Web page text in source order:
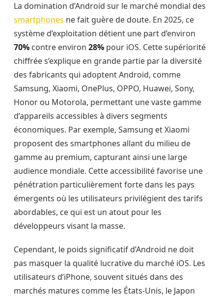
La domination d’Android sur le marché mondial des
smartphones ne fait guère de doute. En 2025, ce
système d’exploitation détient une part d’environ
70% contre environ 28% pour iOS. Cette supériorité
chiffrée s’explique en grande partie par la diversité
des fabricants qui adoptent Android, comme
Samsung, Xiaomi, OnePlus, OPPO, Huawei, Sony,
Honor ou Motorola, permettant une vaste gamme
d’appareils accessibles à divers segments
économiques. Par exemple, Samsung et Xiaomi
proposent des smartphones allant du milieu de
gamme au premium, capturant ainsi une large
audience mondiale. Cette accessibilité favorise une
pénétration particulièrement forte dans les pays
émergents où les utilisateurs privilégient des tarifs
abordables, ce qui est un atout pour les
développeurs visant la masse.
Cependant, le poids significatif d’Android ne doit
pas masquer la qualité lucrative du marché iOS. Les
utilisateurs d’iPhone, souvent situés dans des
marchés matures comme les États-Unis, le Japon